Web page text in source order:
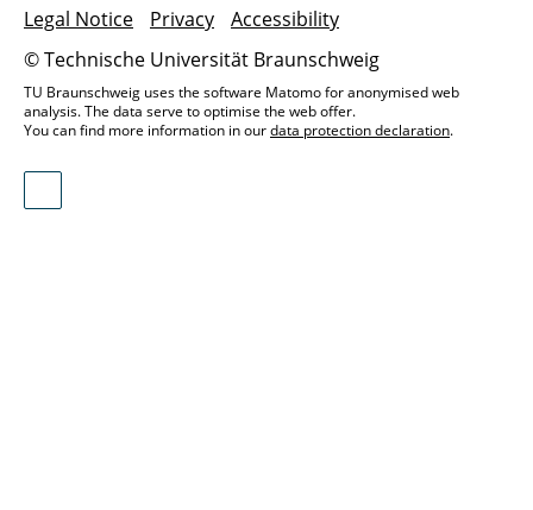
© Technische Universität Braunschweig
Legal Notice Privacy Accessibility
TU Braunschweig uses the software Matomo for anonymised web
analysis. The data serve to optimise the web offer.
You can find more information in ourdata protection declaration.